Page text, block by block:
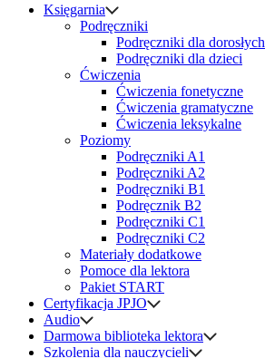
Księgarnia
Podręczniki
Podręczniki dla dorosłych
Podręczniki dla dzieci
Ćwiczenia
Ćwiczenia fonetyczne
Ćwiczenia gramatyczne
Ćwiczenia leksykalne
Poziomy
Podręczniki A1
Podręczniki A2
Podręczniki B1
Podręcznik B2
Podręczniki C1
Podręczniki C2
Materiały dodatkowe
Pomoce dla lektora
Pakiet START
Certyfikacja JPJO
Audio
Darmowa biblioteka lektora
Szkolenia dla nauczycieli